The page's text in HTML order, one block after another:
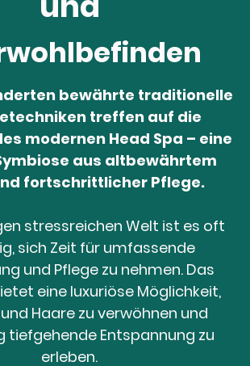
bewährte traditionelle
treffen auf die
modernen Head Spa – eine
aus altbewährtem
fortschrittlicher Pflege.
stressreichen Welt ist es oft
sich Zeit für umfassende
und Pflege zu nehmen. Das
eine luxuriöse Möglichkeit,
Haare zu verwöhnen und
tiefgehende Entspannung zu
erleben.